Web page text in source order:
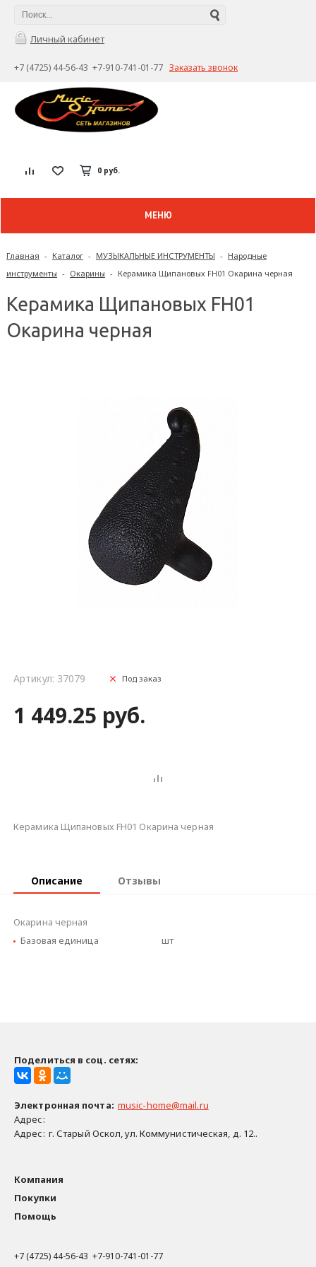
Личный кабинет
+7 (4725) 44-56-43 +7-910-741-01-77 Заказать звонок
0 руб.
МЕНЮ
Главная - Каталог - МУЗЫКАЛЬНЫЕ ИНСТРУМЕНТЫ - Народные
инструменты - Окарины - Керамика Щипановых FH01 Окарина черная
Керамика Щипановых FH01
Окарина черная
Артикул: 37079 Под заказ
1 449.25 руб.
Керамика Щипановых FH01 Окарина черная
Описание Отзывы
Окарина черная
Базовая единица
шт
Поделиться в соц. сетях:
Электронная почта: music-home@mail.ru
Адрес:
Адрес: г. Старый Оскол, ул. Коммунистическая, д. 12..
Компания
Покупки
Помощь
+7 (4725) 44-56-43 +7-910-741-01-77